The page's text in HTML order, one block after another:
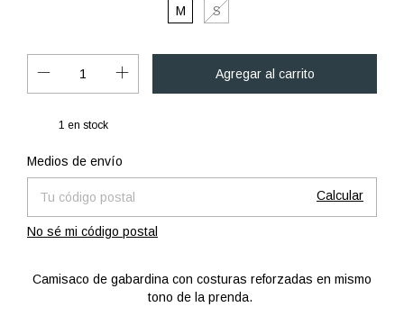
M
S
1 en stock
Entregas para el CP:
Medios de envío
Calcular
No sé mi código postal
Camisaco de gabardina con costuras reforzadas en mismo
tono de la prenda.